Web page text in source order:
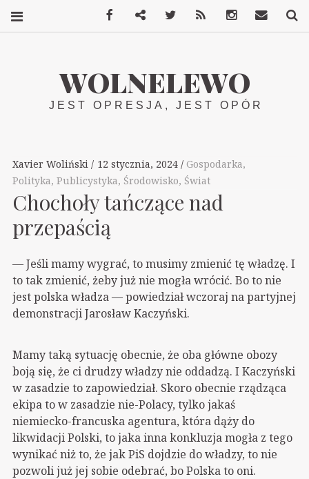
WOLNELEWO
JEST OPRESJA, JEST OPÓR
Xavier Woliński 12 stycznia, 2024 Gospodarka,
Polityka, Publicystyka, Środowisko, Świat
Chochoły tańczące nad
przepaścią
— Jeśli mamy wygrać, to musimy zmienić tę władzę. I
to tak zmienić, żeby już nie mogła wrócić. Bo to nie
jest polska władza — powiedział wczoraj na partyjnej
demonstracji Jarosław Kaczyński.
Mamy taką sytuację obecnie, że oba główne obozy
boją się, że ci drudzy władzy nie oddadzą. I Kaczyński
w zasadzie to zapowiedział. Skoro obecnie rządząca
ekipa to w zasadzie nie-Polacy, tylko jakaś
niemiecko-francuska agentura, która dąży do
likwidacji Polski, to jaka inna konkluzja mogła z tego
wynikać niż to, że jak PiS dojdzie do władzy, to nie
pozwoli już jej sobie odebrać, bo Polska to oni.
FacebookMastodonTwitter InstagramKontakt